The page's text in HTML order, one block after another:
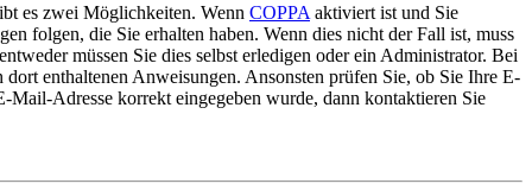
es zwei Möglichkeiten. Wenn COPPA aktiviert ist und Sie
folgen, die Sie erhalten haben. Wenn dies nicht der Fall ist, muss
müssen Sie dies selbst erledigen oder ein Administrator. Bei
enthaltenen Anweisungen. Ansonsten prüfen Sie, ob Sie Ihre E-
Adresse korrekt eingegeben wurde, dann kontaktieren Sie